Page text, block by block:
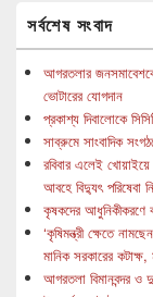
সর্বশেষ সংবাদ
আগরতলার
ভোটারের যোগদান
প্রকাশ্য দিবালোকে
সাব্রুমে সাংবাদিক
রবিবার এলেই
আবহে বিদ্যুৎ পরিষেবা
কৃষকদের আধুনিকীকরণে
‘কৃষিমন্ত্রী ক্ষেতে
মানিক সরকারের
আগরতলা বিমানবন্দর ও